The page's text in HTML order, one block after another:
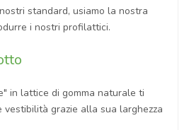
standard, usiamo la nostra
i nostri profilattici.
in lattice di gomma naturale ti
grazie alla sua larghezza